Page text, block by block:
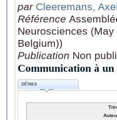
par Cleeremans,
Référence
Neurosciences
Belgium))
Publication Non
Communication à un
DÉTAILS